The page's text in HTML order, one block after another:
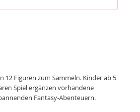
Figuren zum Sammeln. Kinder ab 5
Spiel ergänzen vorhandene
Fantasy-Abenteuern.